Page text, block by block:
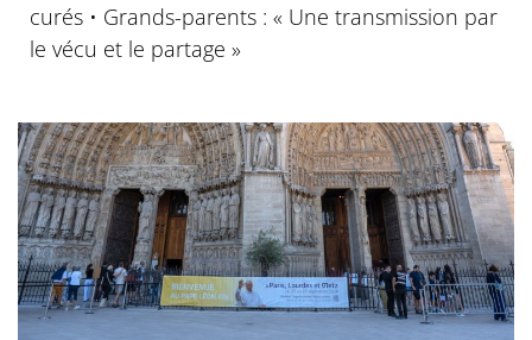
curés • Grands-parents : « Une transmission par
le vécu et le partage »